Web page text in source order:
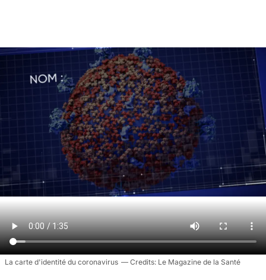
La carte d'identité du coronavirus Le Magazine de la Santé